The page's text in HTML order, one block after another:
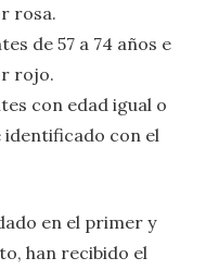
rosa.
de 57 a 74 años e
rojo.
con edad igual o
identificado con el
en el primer y
han recibido el